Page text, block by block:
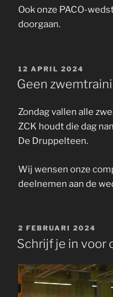
Ook onze PACO-
doorgaan.
GEPLAATST
OP
12 APRIL 2024
Geen
Zondag vallen alle
ZCK houdt die dag
De Druppelteen.
Wij wensen onze
deelnemen aan de
GEPLAATST
OP
2 FEBRUARI 2024
Schrijf je in voor